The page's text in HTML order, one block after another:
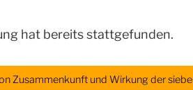
hat bereits stattgefunden.
Zusammenkunft und Wirkung der